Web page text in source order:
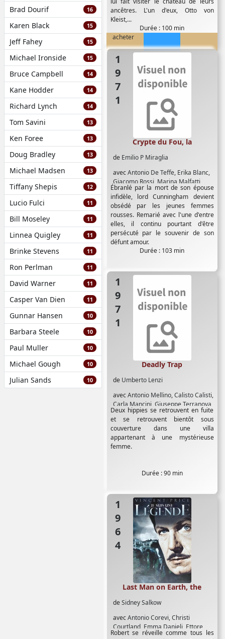
Brad Dourif 16
Karen Black 15
Jeff Fahey 15
Michael Ironside 15
Bruce Campbell 14
Kane Hodder 14
Richard Lynch 14
Tom Savini 13
Ken Foree 13
Doug Bradley 13
Michael Madsen 13
Tiffany Shepis 12
Lucio Fulci 11
Bill Moseley 11
Linnea Quigley 11
Brinke Stevens 11
Ron Perlman 11
David Warner 11
Casper Van Dien 11
Gunnar Hansen 10
Barbara Steele 10
Paul Muller 10
Michael Gough 10
Julian Sands 10
ancêtres. L'un d'eux, Otto von
Kleist,...
Durée : 100 min
acheter
1971
de Emilio P Miraglia
avecAntonio De Teffe, Erika Blanc,
Giacomo Rossi Marina Malfatti
Roberto Maldera,Rod Murdock,
Umberto Raho
Crypte du Fou, la
Ébranlé par la mort de son épouse
infidèle, lord Cunningham devient
obsédé par les jeunes femmes
rousses. Remarié avec l'une d'entre
elles, il continu pourtant d'être
persécuté par le souvenir de son
défunt amour.
Durée : 103 min
1971
de Umberto Lenzi
avecAntonio Mellino,Calisto Calisti,
Carla Mancini Giuseppe Terranova
Irene Papas, Jacques Stany, Michel
Bardinet ,Ornella Muti,Ray
Lovelock,Sal Borgese Ugo Adinolfi,
Umberto D'Orsi
Umberto Raho
Deadly Trap
Deux hippies se retrouvent en fuite
et se retrouvent bientôt sous
couverture dans une villa
appartenant à une mystérieuse
femme.
Durée : 90 min
1964
deSidney Salkow
avecAntonio Corevi,Christi
Courtland, Emma Danieli Ettore
Ribotta,Franca Bettoia,Giacomo
Last Man on Earth, the
Robert se réveille comme tous les